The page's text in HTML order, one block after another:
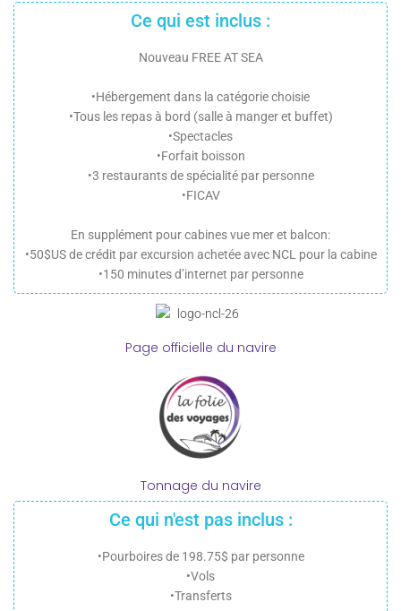
Ce qui est inclus :
Nouveau FREE AT SEA
•Hébergement dans la catégorie choisie
•Tous les repas à bord (salle à manger et buffet)
•Spectacles
•Forfait boisson
•3 restaurants de spécialité par personne
•FICAV
En supplément pour cabines vue mer et balcon:
•50$US de crédit par excursion achetée avec NCL pour la cabine
•150 minutes d’internet par personne
Page officielle du navire
Tonnage du navire
Ce qui n'est pas inclus :
•Pourboires de 198.75$ par personne
•Vols
•Transferts